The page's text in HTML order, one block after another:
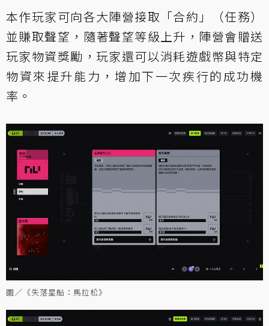
本作玩家可向各大陣營接取「合約」（任務）
並賺取聲望，隨著聲望等級上升，陣營會贈送
玩家物資獎勵，玩家還可以消耗遊戲幣與特定
物資來提升能力，增加下一次疾行的成功機
率。
圖／《失落星船：馬拉松》